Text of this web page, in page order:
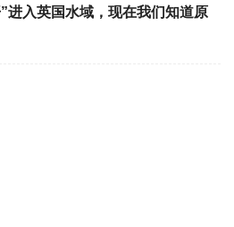
进入英国水域，现在我们知道原